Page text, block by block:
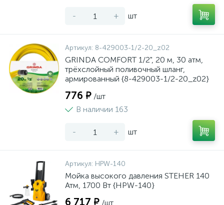
- + шт
Артикул: 8-429003-1/2-20_z02
GRINDA COMFORT 1/2", 20 м, 30 атм,
трёхслойный поливочный шланг,
армированный {8-429003-1/2-20_z02}
776 ₽ /шт
В наличии 163
- + шт
Артикул: HPW-140
Мойка высокого давления STEHER 140
Атм, 1700 Вт {HPW-140}
6 717 ₽ /шт